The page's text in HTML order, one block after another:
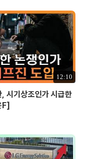
12:10
시기상조인가 시급한
F]